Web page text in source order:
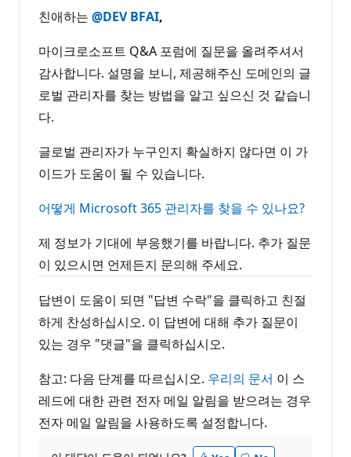
친애하는 @DEV BFAI,
마이크로소프트 Q&A 포럼에 질문을 올려주셔서
감사합니다. 설명을 보니, 제공해주신 도메인의 글
로벌 관리자를 찾는 방법을 알고 싶으신 것 같습니
다.
글로벌 관리자가 누구인지 확실하지 않다면 이 가
이드가 도움이 될 수 있습니다.
어떻게 Microsoft 365 관리자를 찾을 수 있나요?
제 정보가 기대에 부응했기를 바랍니다. 추가 질문
이 있으시면 언제든지 문의해 주세요.
답변이 도움이 되면 "답변 수락"을 클릭하고 친절
하게 찬성하십시오. 이 답변에 대해 추가 질문이
있는 경우 "댓글"을 클릭하십시오.
참고: 다음 단계를 따르십시오. 우리의 문서 이 스
레드에 대한 관련 전자 메일 알림을 받으려는 경우
전자 메일 알림을 사용하도록 설정합니다.